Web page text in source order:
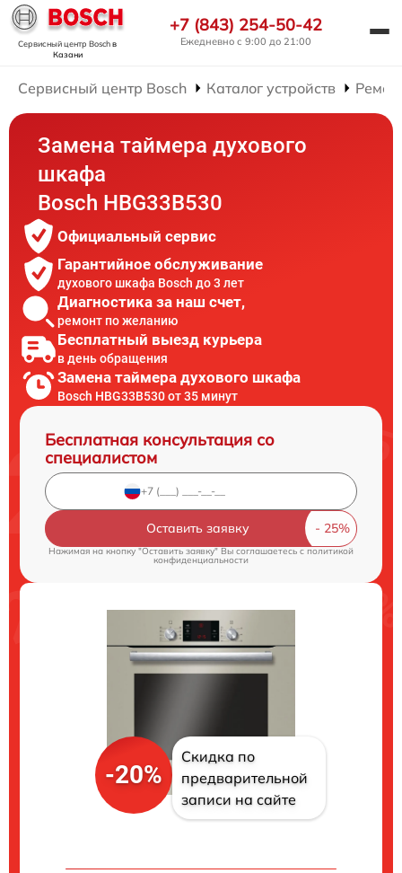
Сервисный центр Boschв
Казани
+7 (843) 254-50-42
Ежедневно с 9:00 до 21:00
Сервисный центр Bosch Каталог устройств
Замена таймера духового
шкафа
Bosch HBG33B530
Официальный сервис
Гарантийное обслуживание
духового шкафа Bosch до 3 лет
Диагностика за наш счет,
ремонт по желанию
Бесплатный выезд курьера
в день обращения
Замена таймера духового шкафа
Bosch HBG33B530 от 35 минут
Бесплатная консультация со
специалистом
Оставить заявку
Нажимая на кнопку "Оставить заявку" Вы соглашаетесь cполитикой
конфиденциальности
-20%
Скидка по
предварительной
записи на сайте